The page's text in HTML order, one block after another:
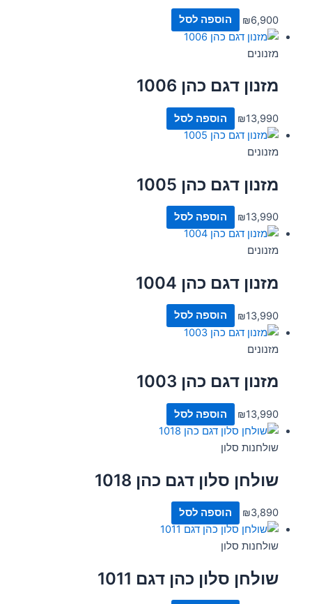
₪6,900 הוספה לסל
מזנונים
מזנון דגם כהן 1006
₪13,990 הוספה לסל
מזנונים
מזנון דגם כהן 1005
₪13,990 הוספה לסל
מזנונים
מזנון דגם כהן 1004
₪13,990 הוספה לסל
מזנונים
מזנון דגם כהן 1003
₪13,990 הוספה לסל
שולחנות סלון
שולחן סלון דגם כהן 1018
₪3,890 הוספה לסל
שולחנות סלון
שולחן סלון כהן דגם 1011